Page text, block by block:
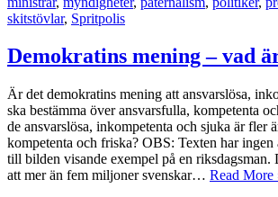
skitstövlar, Spritpolis
Demokratins mening – vad
Är det demokratins mening att ansvarslösa,
ska bestämma över ansvarsfulla, kompetenta
de ansvarslösa, inkompetenta och sjuka är fler
kompetenta och friska? OBS: Texten har
till bilden visande exempel på en riksdagsman.
att mer än fem miljoner svenskar… Read More